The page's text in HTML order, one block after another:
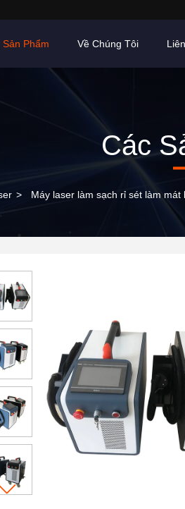
Sản Phẩm Về Chúng Tôi
Các
> Máy laser làm sạch rỉ sét làm